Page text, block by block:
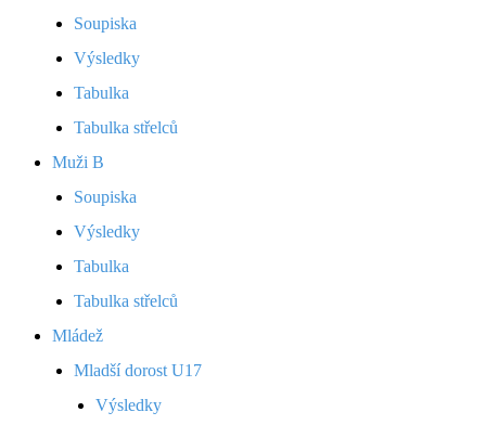
Soupiska
Výsledky
Tabulka
Tabulka střelců
Muži B
Soupiska
Výsledky
Tabulka
Tabulka střelců
Mládež
Mladší dorost U17
Výsledky